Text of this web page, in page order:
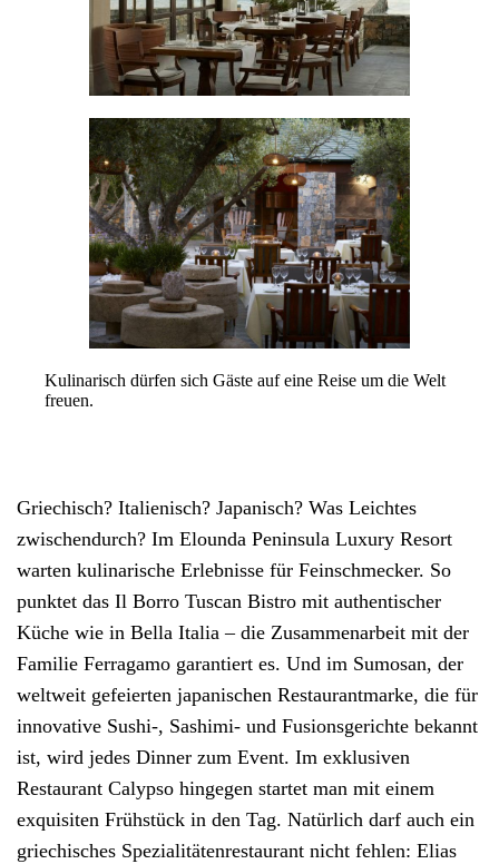
Kulinarisch dürfen sich Gäste auf eine Reise um die Welt
freuen.
Griechisch? Italienisch? Japanisch? Was Leichtes
zwischendurch? Im Elounda Peninsula Luxury Resort
warten kulinarische Erlebnisse für Feinschmecker. So
punktet das Il Borro Tuscan Bistro mit authentischer
Küche wie in Bella Italia – die Zusammenarbeit mit der
Familie Ferragamo garantiert es. Und im Sumosan, der
weltweit gefeierten japanischen Restaurantmarke, die für
innovative Sushi-, Sashimi- und Fusionsgerichte bekannt
ist, wird jedes Dinner zum Event. Im exklusiven
Restaurant Calypso hingegen startet man mit einem
exquisiten Frühstück in den Tag. Natürlich darf auch ein
griechisches Spezialitätenrestaurant nicht fehlen: Elias